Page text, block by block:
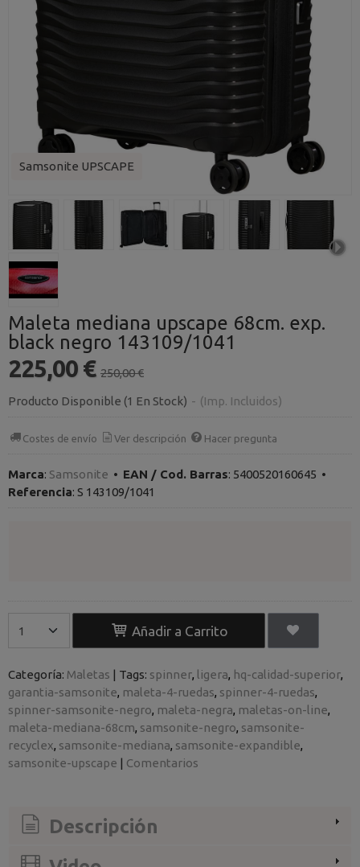
Samsonite UPSCAPE
Maleta mediana upscape 68cm. exp.
black negro 143109/1041
225,00 € 250,00 €
Producto Disponible (1 En Stock) - (Imp. Incluidos)
Costes de envío Ver descripción Hacer pregunta
Marca: Samsonite • EAN / Cod. Barras: 5400520160645 •
Referencia: S 143109/1041
Añadir a Carrito
Categoría: Maletas | Tags: spinner ligera hq-calidad-superior
garantia-samsonite maleta-4-ruedas spinner-4-ruedas
spinner-samsonite-negro maleta-negra maletas-on-line
maleta-mediana-68cm samsonite-negro samsonite-
recyclex samsonite-mediana samsonite-expandible
samsonite-upscape | Comentarios
Descripción